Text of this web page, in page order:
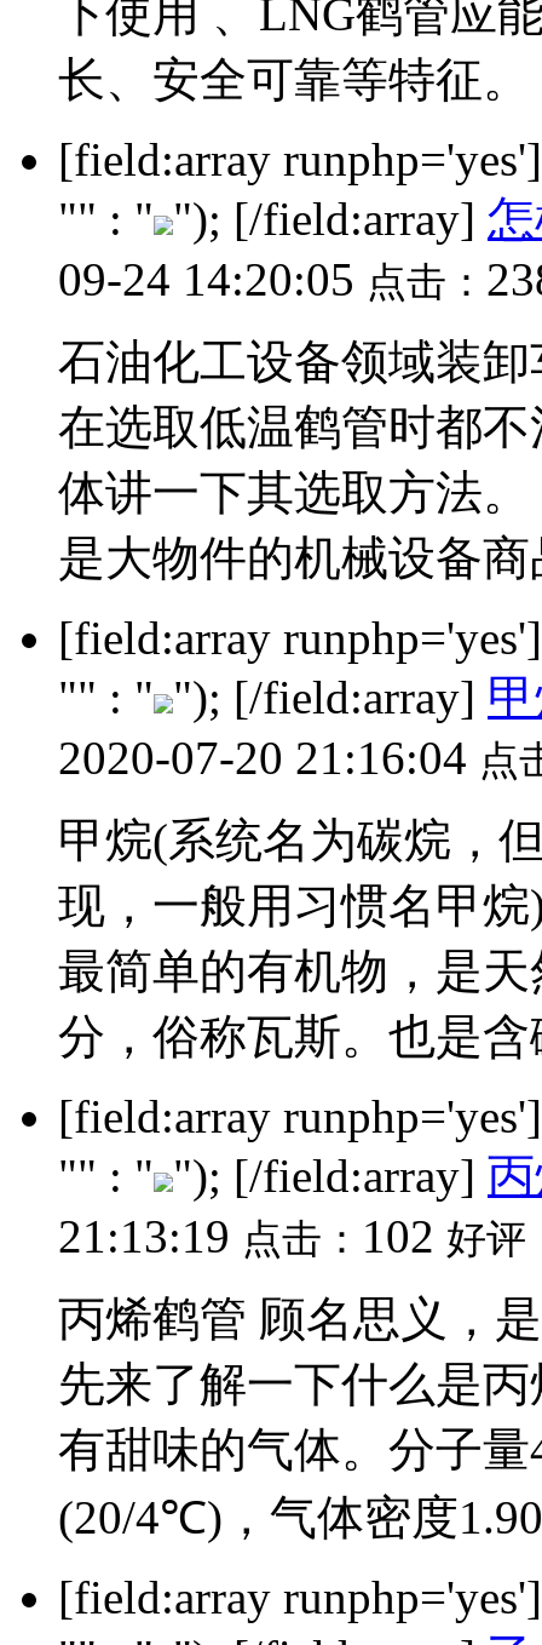
下使用 、LNG鹤管应
长、安全可靠等特征。
[field:array
"" : " "); [/field:array]
09-24 14:20:05 点击：
石油化工设备领域装
在选取低温鹤管时都
体讲一下其选取方法
是大物件的机械设备商
[field:array
"" : " "); [/field:array]
2020-07-20 21:16:04 点
甲烷(系统名为碳烷，
现，一般用习惯名甲
最简单的有机物，是
分，俗称瓦斯。也是含
[field:array
"" : " "); [/field:array]
21:13:19 点击： 102 好评
丙烯鹤管 顾名思义，
先来了解一下什么是
有甜味的气体。分子量
(20/4℃)，气体密度
[field:array